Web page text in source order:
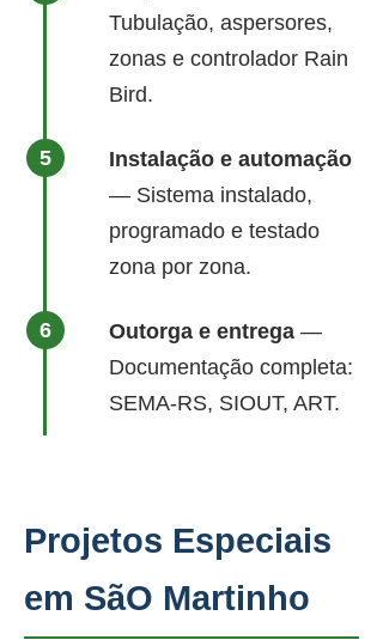
Tubulação, aspersores,
zonas e controlador Rain
Bird.
Instalação e automação
— Sistema instalado,
programado e testado
zona por zona.
Outorga e entrega —
Documentação completa:
SEMA-RS, SIOUT, ART.
Projetos Especiais
em SãO Martinho